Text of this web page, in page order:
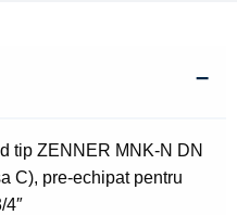
tip ZENNER MNK-N DN
C), pre-echipat pentru
4″